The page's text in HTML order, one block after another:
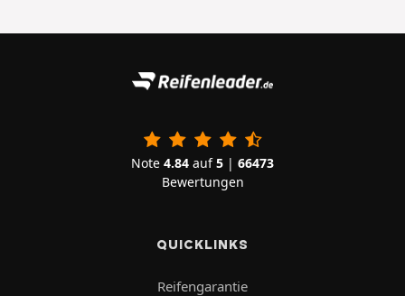
Note 4.84 auf5 | 66473
Bewertungen
QUICKLINKS
Reifengarantie